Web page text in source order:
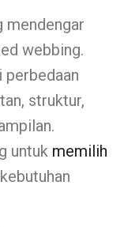
mendengar
webbing.
struktur,
untuk memilih